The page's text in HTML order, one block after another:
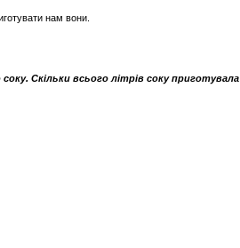
нам вони.
Скільки всього літрів соку приготувала